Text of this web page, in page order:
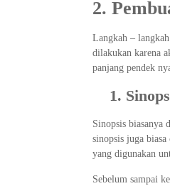
2.
Langkah –
dilakukan karena
panjang pendek
1.
Sinopsis biasanya
sinopsis juga
yang digunakan
Sebelum sampai